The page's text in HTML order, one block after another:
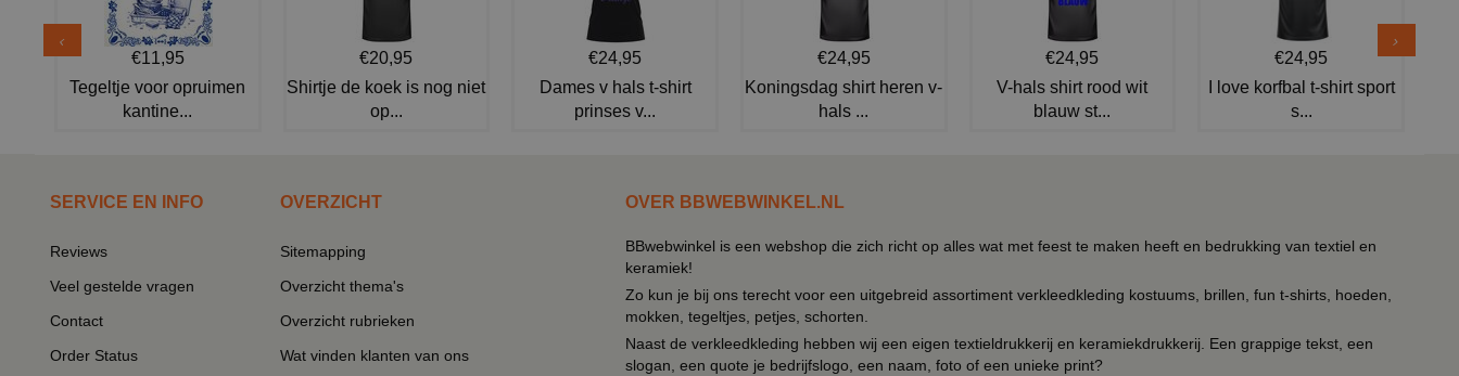
€11,95
Tegeltje voor opruimen
kantine...
€20,95
Shirtje de koek is nog niet
op...
€24,95
Dames v hals t-shirt
prinses v...
€24,95
Koningsdag shirt heren v-
hals ...
€24,95
V-hals shirt rood wit
blauw st...
€24,95
I love korfbal t-shirt sport
s...
SERVICE EN INFO
Reviews
Veel gestelde vragen
Contact
Order Status
OVERZICHT
Sitemapping
Overzicht thema's
Overzicht rubrieken
Wat vinden klanten van ons
OVER BBWEBWINKEL.NL
BBwebwinkel is een webshop die zich richt op alles wat met feest te maken heeft en bedrukking van textiel en
keramiek!
Zo kun je bij ons terecht voor een uitgebreid assortiment verkleedkleding kostuums, brillen, fun t-shirts, hoeden,
mokken, tegeltjes, petjes, schorten.
Naast de verkleedkleding hebben wij een eigen textieldrukkerij en keramiekdrukkerij. Een grappige tekst, een
slogan, een quote je bedrijfslogo, een naam, foto of een unieke print?